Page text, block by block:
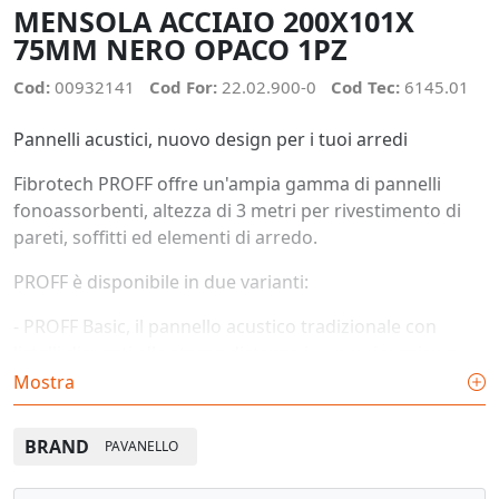
MENSOLA ACCIAIO 200X101X
75MM NERO OPACO 1PZ
Cod: 00932141 Cod For: 22.02.900-0 Cod Tec: 6145.01
Pannelli acustici, nuovo design per i tuoi arredi
Fibrotech PROFF offre un'ampia gamma di pannelli
fonoassorbenti, altezza di 3 metri per rivestimento di
pareti, soffitti ed elementi di arredo.
PROFF è disponibile in due varianti:
PROFF Basic, il pannello acustico tradizionale con
- PROFF Signatur, si contraddistingue per avere i listelli
creando un aspetto più movimentato.
Mostra
BRAND PAVANELLO